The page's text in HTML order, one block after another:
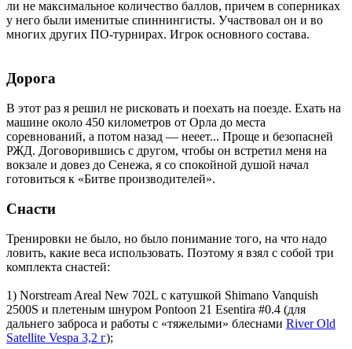
ли не максимальное количество баллов, причем в соперниках
у него были именитые спиннингисты. Участвовал он и во
многих других ПО-турнирах. Игрок основного состава.
Дорога
В этот раз я решил не рисковать и поехать на поезде. Ехать на
машине около 450 километров от Орла до места
соревнований, а потом назад — нееет... Проще и безопасней
РЖД. Договорившись с другом, чтобы он встретил меня на
вокзале и довез до Сенежа, я со спокойной душой начал
готовиться к «Битве производителей».
Снасти
Тренировки не было, но было понимание того, на что надо
ловить, какие веса использовать. Поэтому я взял с собой три
комплекта снастей:
1) Norstream Areal New 702L с катушкой Shimano Vanquish
2500S и плетеным шнуром Pontoon 21 Esentira #0.4 (для
дальнего заброса и работы с «тяжелыми» блеснами River Old
Satellite Vespa 3,2 г);